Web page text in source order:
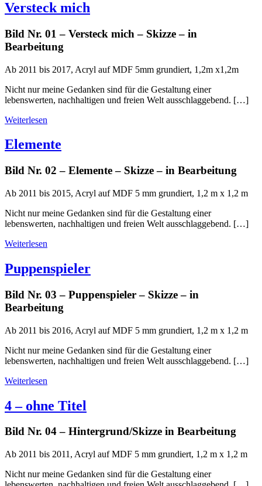
Versteck mich
Bild Nr. 01 – Versteck mich – Skizze – in
Bearbeitung
Ab 2011 bis 2017, Acryl auf MDF 5mm grundiert, 1,2m x1,2m
Nicht nur meine Gedanken sind für die Gestaltung einer
lebenswerten, nachhaltigen und freien Welt ausschlaggebend. […]
Weiterlesen
Elemente
Bild Nr. 02 – Elemente – Skizze – in Bearbeitung
Ab 2011 bis 2015, Acryl auf MDF 5 mm grundiert, 1,2 m x 1,2 m
Nicht nur meine Gedanken sind für die Gestaltung einer
lebenswerten, nachhaltigen und freien Welt ausschlaggebend. […]
Weiterlesen
Puppenspieler
Bild Nr. 03 – Puppenspieler – Skizze – in
Bearbeitung
Ab 2011 bis 2016, Acryl auf MDF 5 mm grundiert, 1,2 m x 1,2 m
Nicht nur meine Gedanken sind für die Gestaltung einer
lebenswerten, nachhaltigen und freien Welt ausschlaggebend. […]
Weiterlesen
4 – ohne Titel
Bild Nr. 04 – Hintergrund/Skizze in Bearbeitung
Ab 2011 bis 2011, Acryl auf MDF 5 mm grundiert, 1,2 m x 1,2 m
Nicht nur meine Gedanken sind für die Gestaltung einer